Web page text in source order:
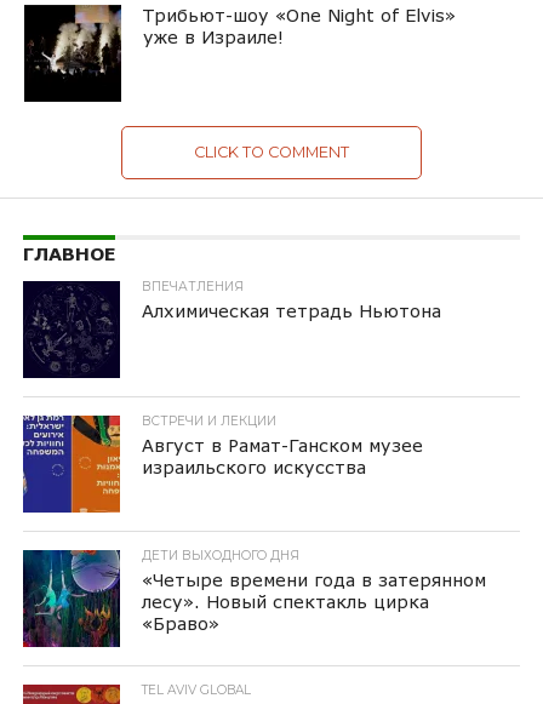
Трибьют-шоу «One Night of Elvis»
уже в Израиле!
CLICK TO COMMENT
ГЛАВНОЕ
ВПЕЧАТЛЕНИЯ
Алхимическая тетрадь Ньютона
ВСТРЕЧИ И ЛЕКЦИИ
Август в Рамат-Ганском музее
израильского искусства
ДЕТИ ВЫХОДНОГО ДНЯ
«Четыре времени года в затерянном
лесу». Новый спектакль цирка
«Браво»
TEL AVIV GLOBAL